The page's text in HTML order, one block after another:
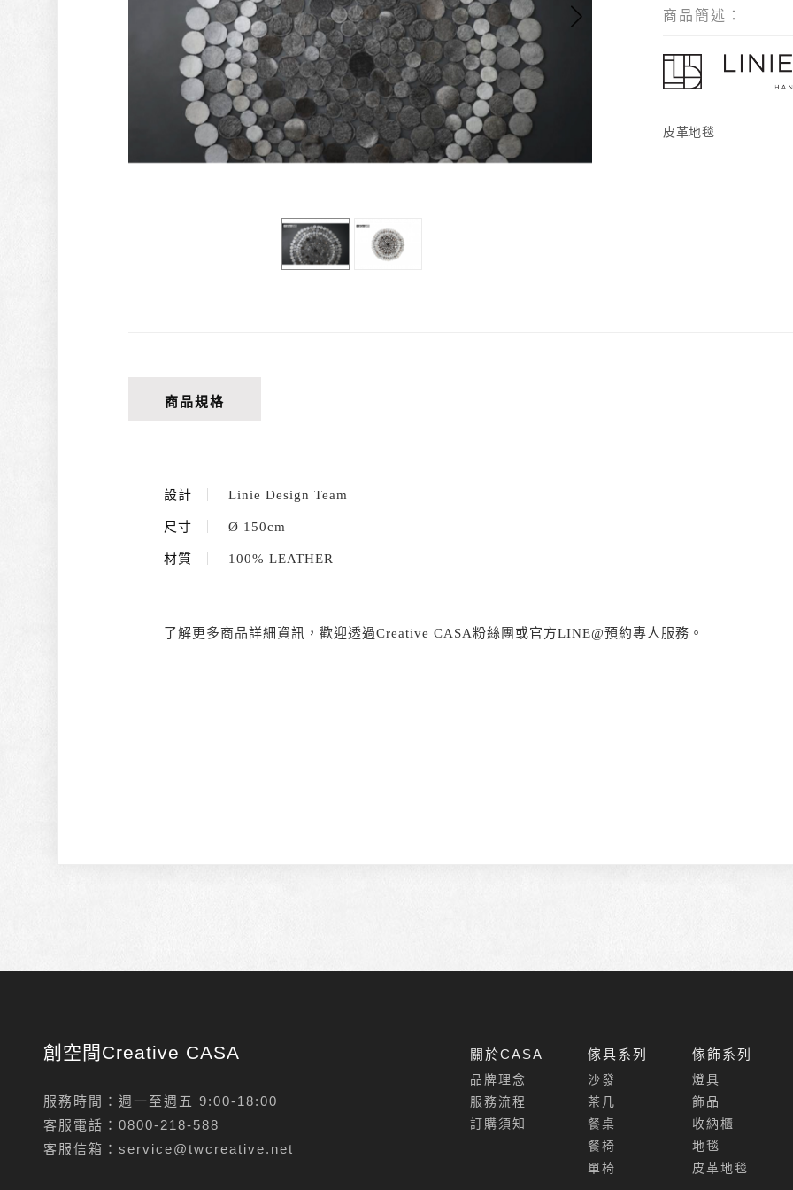
商品簡述：
皮革地毯
商品規格
設計 Linie Design Team
尺寸 Ø 150cm
材質 100% LEATHER
了解更多商品詳細資訊，歡迎透過Creative CASA粉絲團或官方LINE@預約專人服務。
創空間Creative CASA
服務時間：週一至週五 9:00-18:00
客服電話： 0800-218-588
客服信箱： service@twcreative.net
關於CASA
品牌理念
服務流程
訂購須知
傢具系列
沙發
茶几
餐桌
餐椅
單椅
傢飾系列
燈具
飾品
收納櫃
地毯
皮革地毯